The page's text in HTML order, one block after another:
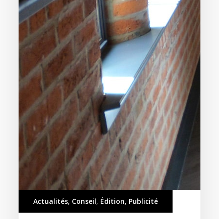
Actualités, Conseil, Édition, Publicité